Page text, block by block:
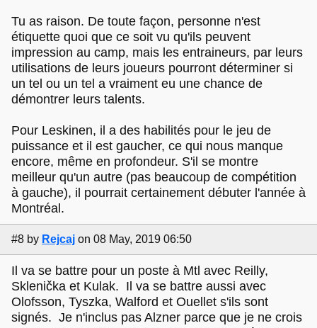
Tu as raison. De toute façon, personne n'est
étiquette quoi que ce soit vu qu'ils peuvent
impression au camp, mais les entraineurs, par leurs
utilisations de leurs joueurs pourront déterminer si
un tel ou un tel a vraiment eu une chance de
démontrer leurs talents.
Pour Leskinen, il a des habilités pour le jeu de
puissance et il est gaucher, ce qui nous manque
encore, même en profondeur. S'il se montre
meilleur qu'un autre (pas beaucoup de compétition
à gauche), il pourrait certainement débuter l'année à
Montréal.
#8 by Rejcaj on 08 May, 2019 06:50
Il va se battre pour un poste à Mtl avec Reilly,
Sklenička et Kulak. Il va se battre aussi avec
Olofsson, Tyszka, Walford et Ouellet s'ils sont
signés. Je n'inclus pas Alzner parce que je ne crois